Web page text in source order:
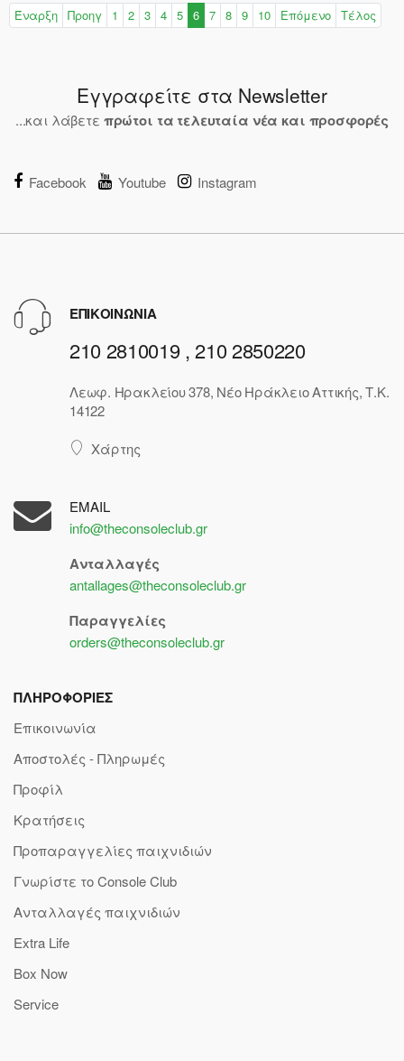
Έναρξη Προηγ 1 2 3 4 5 6 7 8 9 10 Επόμενο Τέλος
Εγγραφείτε στα Newsletter
...και λάβετε πρώτοι τα τελευταία νέα και προσφορές
Facebook Youtube Instagram
ΕΠΙΚΟΙΝΩΝΙΑ
210 2810019 , 210 2850220
Λεωφ. Ηρακλείου 378, Νέο Ηράκλειο Αττικής, Τ.Κ.
14122
Χάρτης
EMAIL
info@theconsoleclub.gr
Ανταλλαγές
antallages@theconsoleclub.gr
Παραγγελίες
orders@theconsoleclub.gr
ΠΛΗΡΟΦΟΡΙΕΣ
Επικοινωνία
Αποστολές - Πληρωμές
Προφίλ
Κρατήσεις
Προπαραγγελίες παιχνιδιών
Γνωρίστε το Console Club
Ανταλλαγές παιχνιδιών
Extra Life
Box Now
Service